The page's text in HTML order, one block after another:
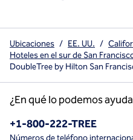
Ubicaciones / EE. UU. /
Hoteles en el sur de San
DoubleTree by Hilton San
¿En qué lo podemos
Teléfono:
+1-800-222-TREE
Números de teléfono